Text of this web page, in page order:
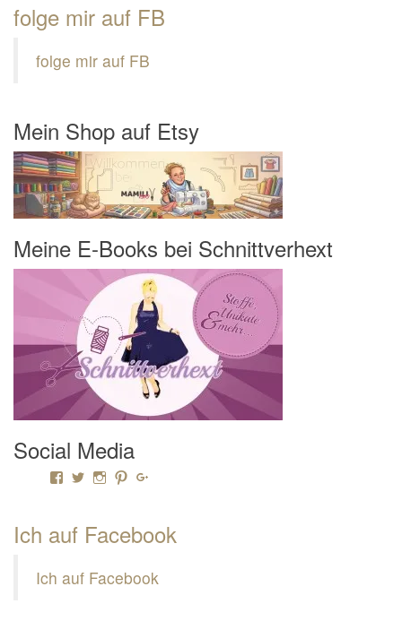
folge mir auf FB
folge mir auf FB
Mein Shop auf Etsy
Meine E-Books bei Schnittverhext
Social Media
Profil von Mamili1910 auf Facebook anzeigen
Profil von Mamili1910 auf Twitter anzeigen
Profil von Mamili1910 auf Instagram anzeigen
Profil von Mamili1910 auf Pinterest anzeigen
Ich auf Facebook
Ich auf Facebook